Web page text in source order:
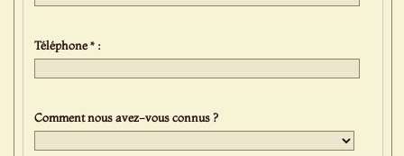
Téléphone * :
Comment nous avez-vous connus ?